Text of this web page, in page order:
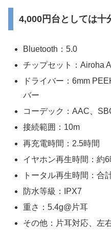
4,000円台としては十
Bluetooth：5.0
チップセット：Airoha
ドライバー：6mm
バー
コーデック：AAC、
接続範囲：10m
再充電時間：2.5時間
イヤホン再生時間：約6
トータル再生時間：合
防水等級：IPX7
重さ：5.4g@片耳
その他：片耳対応、左